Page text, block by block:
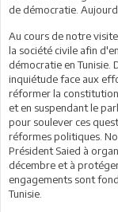
de démocratie.
Au cours de notre
la société civile afin
démocratie en Tunisie.
inquiétude face aux
réformer la
et en suspendant le
pour soulever ces
réformes politiques.
Président Saied à
décembre et à
engagements sont
Tunisie.